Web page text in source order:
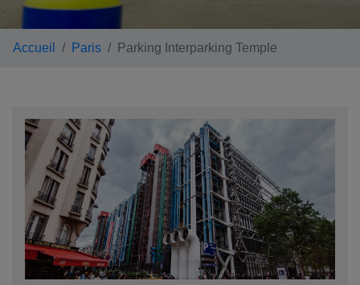
Accueil Paris Parking Interparking Temple